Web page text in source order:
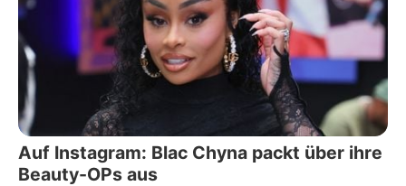
Auf Instagram: Blac Chyna packt über ihre
Beauty-OPs aus